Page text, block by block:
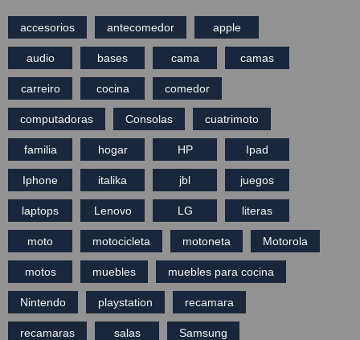
accesorios antecomedor apple
audio bases cama camas
carreiro cocina comedor
computadoras Consolas cuatrimoto
familia hogar HP Ipad
Iphone italika jbl juegos
laptops Lenovo LG literas
moto motocicleta motoneta Motorola
motos muebles muebles para cocina
Nintendo playstation recamara
recamaras salas Samsung